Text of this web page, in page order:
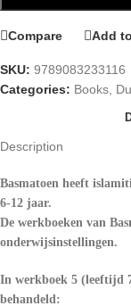
Compare Add
SKU: 9789083233116
Categories: Books,
Description
Basmatoen heeft
6-12 jaar.
De werkboeken van
onderwijsinstellingen.
In werkboek 5 (leeftijd
behandeld: